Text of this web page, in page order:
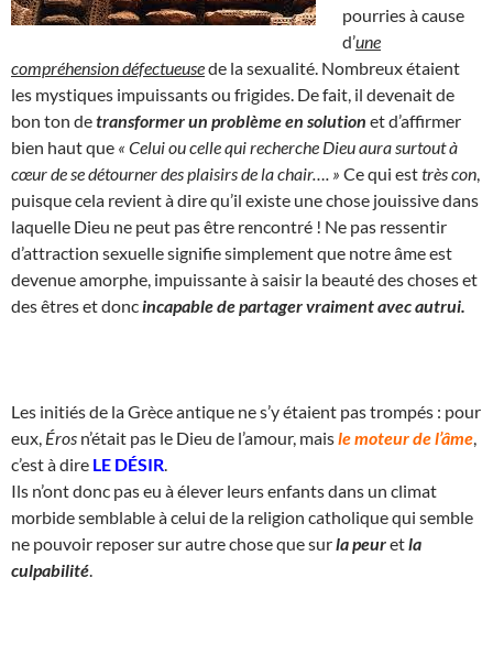
pourries à cause
d’une
compréhension défectueusede la sexualité. Nombreux étaient
les mystiques impuissants ou frigides. De fait, il devenait de
bon ton detransformer un problème en solution et d’affirmer
bien haut que « Celui ou celle qui recherche Dieu aura surtout à
cœur de se détourner des plaisirs de la chair…. » Ce qui esttrès con
puisque cela revient à dire qu’il existe une chose jouissive dans
laquelle Dieu ne peut pas être rencontré ! Ne pas ressentir
d’attraction sexuelle signifie simplement que notre âme est
devenue amorphe, impuissante à saisir la beauté des choses et
des êtres et donc incapable de partager vraiment avec autrui.
Les initiés de la Grèce antique ne s’y étaient pas trompés : pour
eux, Éros n’était pas le Dieu de l’amour, maisle moteur de l’âme
c’est à dire LE DÉSIR
Ils n’ont donc pas eu à élever leurs enfants dans un climat
morbide semblable à celui de la religion catholique qui semble
ne pouvoir reposer sur autre chose que surla peuretla
culpabilité